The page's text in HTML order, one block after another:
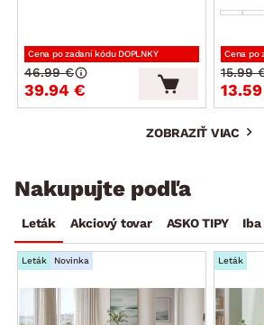
Cena po zadaní kódu DOPLNKY
39.94 €
46.99 €
Cena po
15.99
ZOBRAZIŤ VIAC
Nakupujte podľa
Leták Akciový tovar ASKO TIPY
Leták Novinka Leták